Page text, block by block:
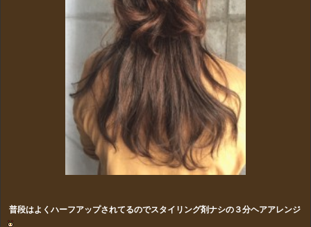
普段はよくハーフアップされてるのでスタイリング剤ナシの３分ヘアアレンジ